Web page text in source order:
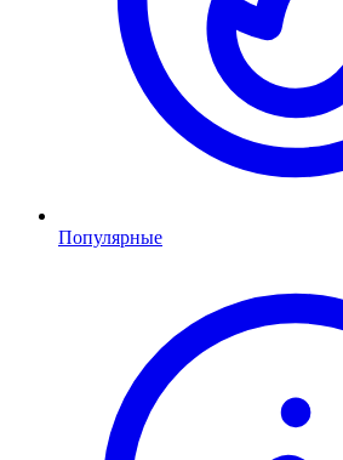
Популярные